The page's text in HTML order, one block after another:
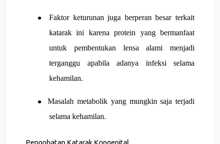
●
Faktor keturunan juga berperan besar terkait
katarak ini karena protein yang bermanfaat
untuk pembentukan lensa alami menjadi
terganggu apabila adanya infeksi selama
kehamilan.
●
Masalah metabolik yang mungkin saja terjadi
selama kehamilan.
Pengobatan Katarak Kongenital